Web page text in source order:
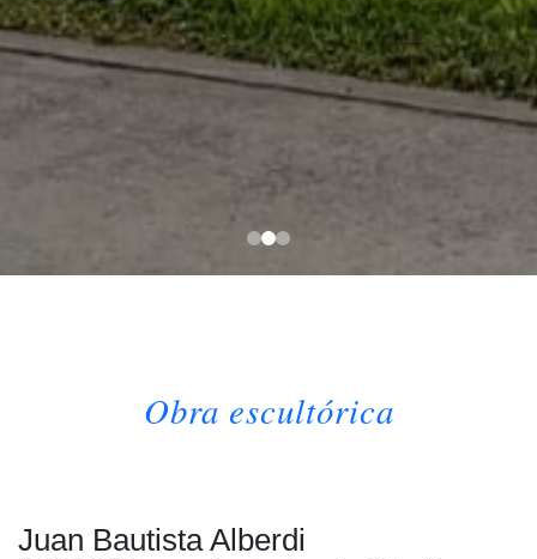
Obra escultórica
Juan Bautista Alberdi